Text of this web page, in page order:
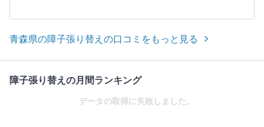
青森県の障子張り替えの口コミをもっと見る
障子張り替えの月間ランキング
データの取得に失敗しました。